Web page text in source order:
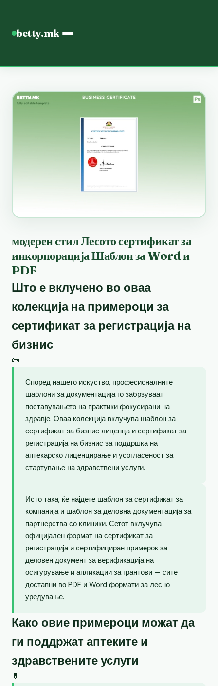
betty.mk
модерен стил Лесото сертификат за
инкорпорација Шаблон за Word и
PDF
Што е вклучено во оваа
колекција на примероци за
сертификат за регистрација на
бизнис
📜
Според нашето искуство, професионалните
шаблони за документација го забрзуваат
поставувањето на практики фокусирани на
здравје. Оваа колекција вклучува шаблон за
сертификат за бизнис лиценца и сертификат за
регистрација на бизнис за поддршка на
аптекарско лиценцирање и усогласеност за
стартување на здравствени услуги.
Исто така, ќе најдете шаблон за сертификат за
компанија и шаблон за деловна документација за
партнерства со клиники. Сетот вклучува
официјален формат на сертификат за
регистрација и сертифициран примерок за
деловен документ за верификација на
осигурување и апликации за грантови — сите
достапни во PDF и Word формати за лесно
уредување.
Како овие примероци можат да
ги поддржат аптеките и
здравствените услуги
💊